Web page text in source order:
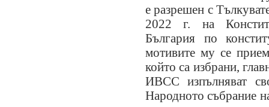
е разрешен с
2022 г. на
България по
мотивите му се
който са избрани,
ИВСС изпълняват
Народното събрание